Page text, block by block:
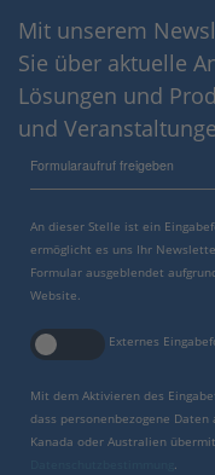
Mit unserem
Sie über aktuelle
Lösungen und
und
Formularaufruf freigeben
An dieser Stelle ist ein
ermöglicht es uns Ihr
Formular ausgeblendet
Website.
Externes
Mit dem Aktivieren des
dass personenbezogene Daten
Kanada oder Australien
.